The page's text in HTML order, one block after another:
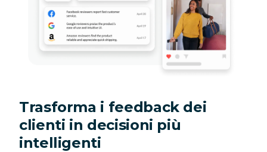
Trasforma i feedback dei
clienti in decisioni più
intelligenti